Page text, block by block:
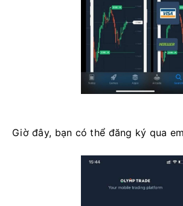
Giờ đây, bạn có thể đăng ký qua